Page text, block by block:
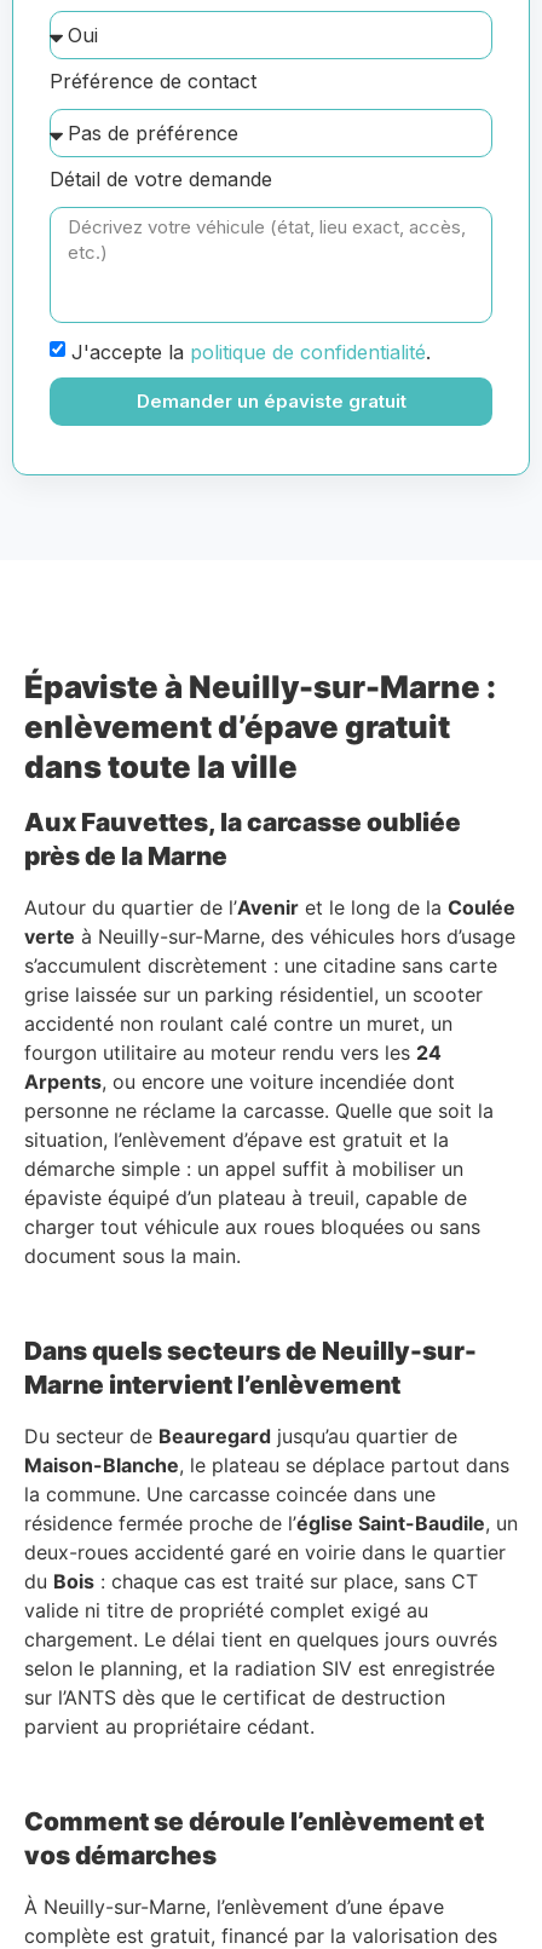
Préférence de contact
Détail de votre demande
J'accepte la politique de confidentialité.
Demander un épaviste gratuit
Épaviste à Neuilly-sur-Marne :
enlèvement d’épave gratuit
dans toute la ville
Aux Fauvettes, la carcasse oubliée
près de la Marne
Autour du quartier de l’Avenir et le long de la Coulée
verte à Neuilly-sur-Marne, des véhicules hors d’usage
s’accumulent discrètement : une citadine sans carte
grise laissée sur un parking résidentiel, un scooter
accidenté non roulant calé contre un muret, un
fourgon utilitaire au moteur rendu vers les 24
Arpents, ou encore une voiture incendiée dont
personne ne réclame la carcasse. Quelle que soit la
situation, l’enlèvement d’épave est gratuit et la
démarche simple : un appel suffit à mobiliser un
épaviste équipé d’un plateau à treuil, capable de
charger tout véhicule aux roues bloquées ou sans
document sous la main.
Dans quels secteurs de Neuilly-sur-
Marne intervient l’enlèvement
Du secteur de Beauregard jusqu’au quartier de
Maison-Blanche, le plateau se déplace partout dans
la commune. Une carcasse coincée dans une
résidence fermée proche de l’église Saint-Baudile, un
deux-roues accidenté garé en voirie dans le quartier
du Bois : chaque cas est traité sur place, sans CT
valide ni titre de propriété complet exigé au
chargement. Le délai tient en quelques jours ouvrés
selon le planning, et la radiation SIV est enregistrée
sur l’ANTS dès que le certificat de destruction
parvient au propriétaire cédant.
Comment se déroule l’enlèvement et
vos démarches
À Neuilly-sur-Marne, l’enlèvement d’une épave
complète est gratuit, financé par la valorisation des